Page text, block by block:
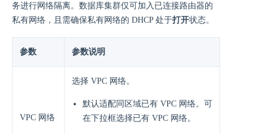
务进行网络隔离。数据库集群仅可加入已连接路由器的
私有网络，且需确保私有网络的 DHCP 处于打开状态。
参数 参数说明
VPC 网络
选择 VPC 网络。
默认适配同区域已有 VPC 网络。可
在下拉框选择已有 VPC 网络。